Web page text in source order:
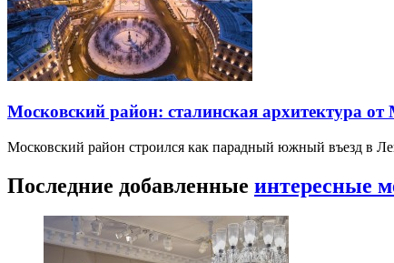
Московский район: сталинская архитектура
Московский район строился как парадный южный въезд в
Последние добавленные интересные